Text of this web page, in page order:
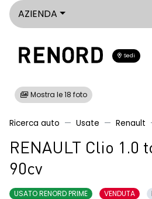
AZIENDA
Sedi
Mostra le 18 foto
Ricerca auto Usate Renault
RENAULT Clio 1.0
90cv
USATO RENORD PRIME VENDUTA